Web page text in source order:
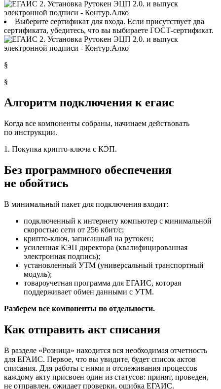
Выберите сертификат для входа. Если присутствует два
сертификата, убедитесь, что вы выбираете ГОСТ-сертификат.
§
§
Алгоритм подключения к егаис
Когда все компоненты собраны, начинаем действовать
по инструкции.
1. Покупка крипто-ключа с КЭП.
Без программного обеспечения
не обойтись
В минимальный пакет для подключения входит:
подключенный к интернету компьютер с минимальной
скоростью сети от 256 кбит/с;
крипто-ключ, записанный на рутокен;
усиленная КЭП директора (квалифицированная
электронная подпись);
установленный УТМ (универсальный транспортный
модуль);
товароучетная программа для ЕГАИС, которая
поддерживает обмен данными с УТМ.
Разберем все компоненты по отдельности.
Как отправить акт списания
В разделе «Розница» находится вся необходимая отчетность
для ЕГАИС. Первое, что вы увидите, будет список актов
списания. Для работы с ними и отслеживания процессов
каждому акту присвоен один из статусов: принят, проведен,
не отправлен, ожидает проверки, ошибка ЕГАИС.